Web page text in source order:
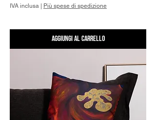
IVA inclusa | Più spese di spedizione
Aggiungi al carrello